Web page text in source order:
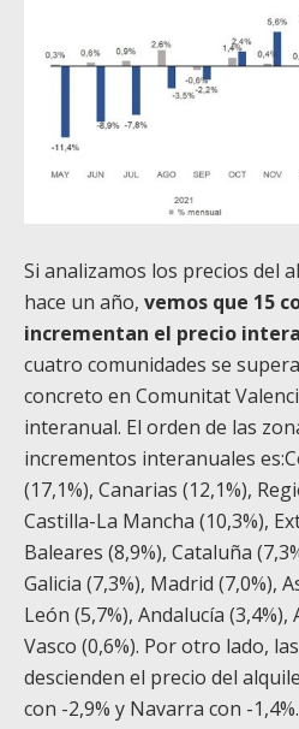
Si analizamos los precios del
hace un año, vemos que 15
incrementan el precio
cuatro comunidades se
concreto en Comunitat
interanual. El orden de las
incrementos interanuales
(17,1%), Canarias (12,1%),
Castilla-La Mancha (10,3%),
Baleares (8,9%), Cataluña
Galicia (7,3%), Madrid (7,0%),
León (5,7%), Andalucía (3,4%),
Vasco (0,6%). Por otro lado,
descienden el precio del
con -2,9% y Navarra con -1,4%.